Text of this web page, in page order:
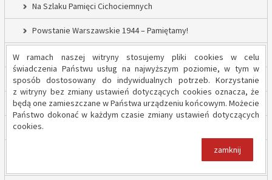
W ramach naszej witryny stosujemy pliki cookies w celu
świadczenia Państwu usług na najwyższym poziomie, w tym w
sposób dostosowany do indywidualnych potrzeb. Korzystanie
z witryny bez zmiany ustawień dotyczących cookies oznacza, że
będą one zamieszczane w Państwa urządzeniu końcowym. Możecie
Państwo dokonać w każdym czasie zmiany ustawień dotyczących
cookies.
zamknij
Na Szlaku Pamięci Cichociemnych
Powstanie Warszawskie 1944 – Pamiętamy!
52 nowe lampy uliczne w Gminie Iłów
Inwestycja drogowa w Sadowie – prace rozpoczęte
Trwają inwestycje w Gminie Iłów
„Modernizacja Oczyszczalni Ścieków w Iłowie – etap II”
Strażacy z OSP Iłów walczą o pieniądze od Harnasia. Zachęcamy